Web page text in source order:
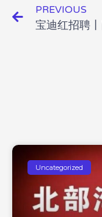
PREVIOUS
Uncategorized